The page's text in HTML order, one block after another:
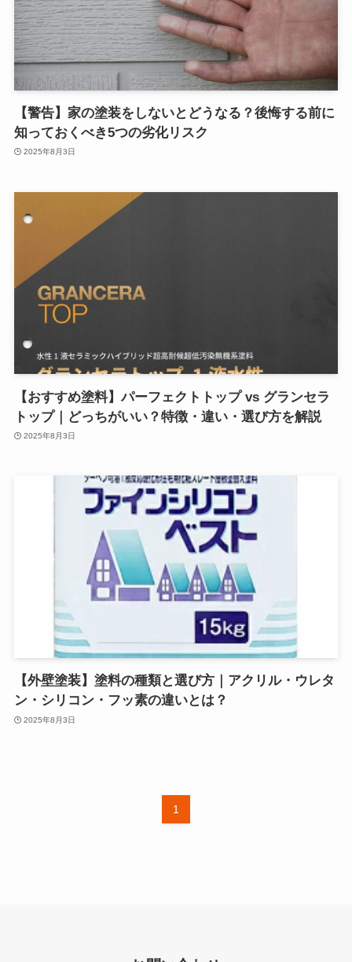
【警告】家の塗装をしないとどうなる？後悔する前に
知っておくべき5つの劣化リスク
2025年8月3日
【おすすめ塗料】パーフェクトトップ vs グランセラ
トップ｜どっちがいい？特徴・違い・選び方を解説
2025年8月3日
【外壁塗装】塗料の種類と選び方｜アクリル・ウレタ
ン・シリコン・フッ素の違いとは？
2025年8月3日
1